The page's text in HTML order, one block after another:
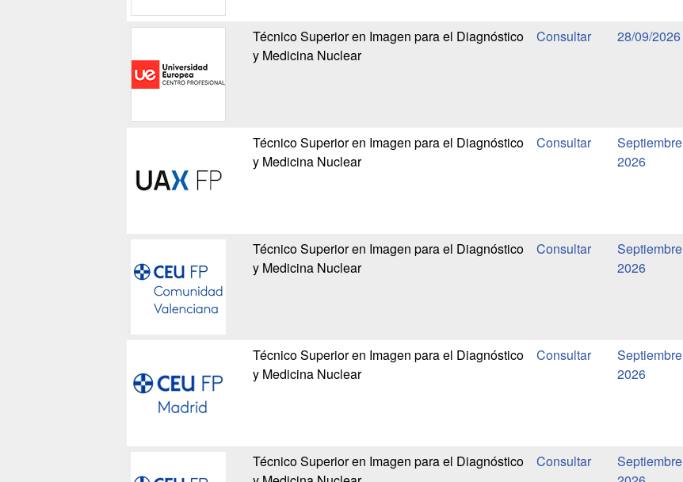
Técnico Superior en Imagen para el Diagnóstico
y Medicina Nuclear
28/09/2026
Técnico Superior en Imagen para el Diagnóstico
y Medicina Nuclear
Septiembre
2026
Técnico Superior en Imagen para el Diagnóstico
y Medicina Nuclear
Septiembre
2026
Técnico Superior en Imagen para el Diagnóstico
y Medicina Nuclear
Septiembre
2026
Técnico Superior en Imagen para el Diagnóstico
Septiembre